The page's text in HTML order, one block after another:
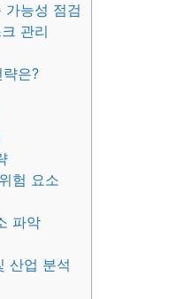
가능성 점검
관리
은?
험 요소
파악
산업 분석